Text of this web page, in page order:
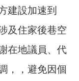
建設加速到
及住家後巷空
在地議員、代
，，避免因個